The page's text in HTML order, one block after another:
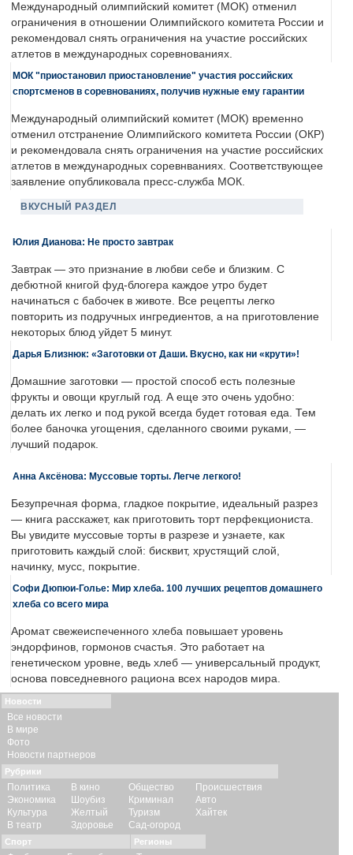
Международный олимпийский комитет (МОК) отменил
ограничения в отношении Олимпийского комитета России и
рекомендовал снять ограничения на участие российских
атлетов в международных соревнованиях.
МОК "приостановил приостановление" участия российских
спортсменов в соревнованиях, получив нужные ему гарантии
Международный олимпийский комитет (МОК) временно
отменил отстранение Олимпийского комитета России (ОКР)
и рекомендовала снять ограничения на участие российских
атлетов в международных соревнваниях. Соответствующее
заявление опубликовала пресс-служба МОК.
ВКУСНЫЙ РАЗДЕЛ
Юлия Дианова: Не просто завтрак
Завтрак — это признание в любви себе и близким. С
дебютной книгой фуд-блогера каждое утро будет
начинаться с бабочек в животе. Все рецепты легко
повторить из подручных ингредиентов, а на приготовление
некоторых блюд уйдет 5 минут.
Дарья Близнюк: «Заготовки от Даши. Вкусно, как ни «крути»!
Домашние заготовки — простой способ есть полезные
фрукты и овощи круглый год. А еще это очень удобно:
делать их легко и под рукой всегда будет готовая еда. Тем
более баночка угощения, сделанного своими руками, —
лучший подарок.
Анна Аксёнова: Муссовые торты. Легче легкого!
Безупречная форма, гладкое покрытие, идеальный разрез
— книга расскажет, как приготовить торт перфекциониста.
Вы увидите муссовые торты в разрезе и узнаете, как
приготовить каждый слой: бисквит, хрустящий слой,
начинку, мусс, покрытие.
Софи Дюпюи-Голье: Мир хлеба. 100 лучших рецептов домашнего
хлеба со всего мира
Аромат свежеиспеченного хлеба повышает уровень
эндорфинов, гормонов счастья. Это работает на
генетическом уровне, ведь хлеб — универсальный продукт,
основа повседневного рациона всех народов мира.
Новости
Все новости
В мире
Фото
Новости партнеров
Рубрики
Политика
Экономика
Культура
В театр
В кино
Шоубиз
Желтый
Здоровье
Общество
Криминал
Туризм
Сад-огород
Происшествия
Авто
Хайтек
Спорт Регионы